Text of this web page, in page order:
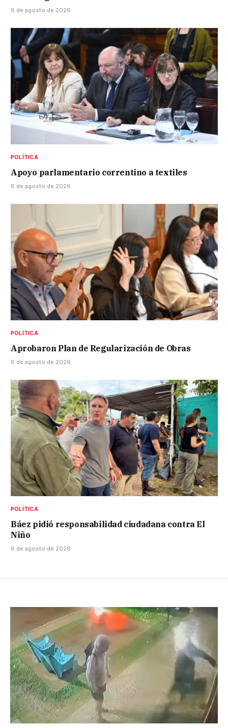
6 de agosto de 2026
POLÍTICA
Apoyo parlamentario correntino a textiles
6 de agosto de 2026
POLÍTICA
Aprobaron Plan de Regularización de Obras
6 de agosto de 2026
POLÍTICA
Báez pidió responsabilidad ciudadana contra El
Niño
6 de agosto de 2026